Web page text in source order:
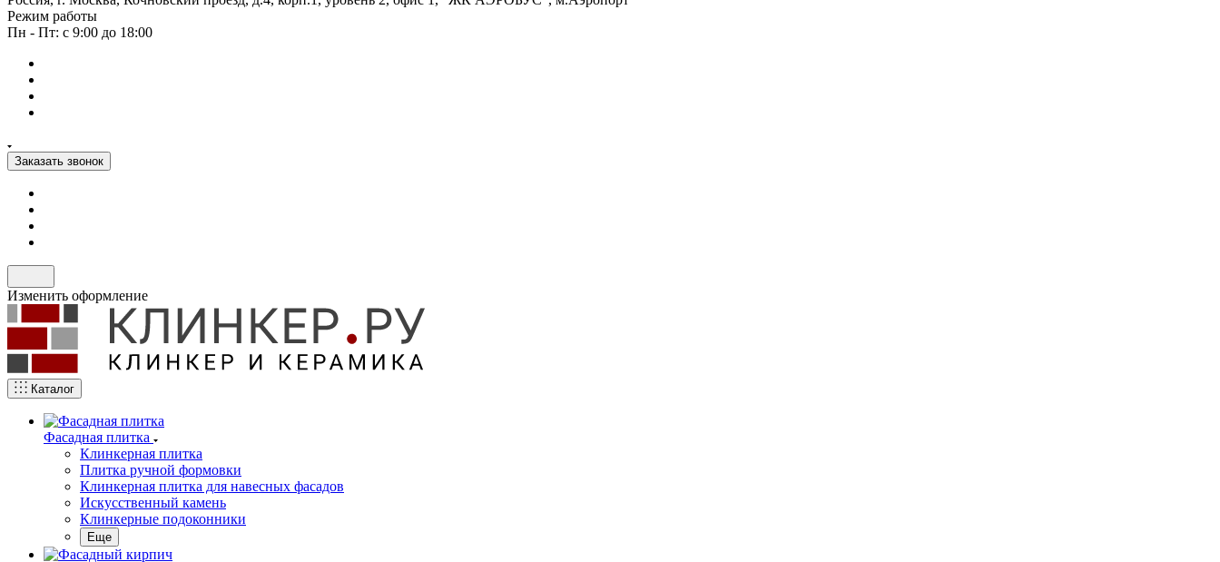
Режим работы
Пн - Пт: с 9:00 до 18:00
Заказать звонок
Изменить оформление
Каталог
Фасадная плитка
Клинкерная плитка
Плитка ручной формовки
Клинкерная плитка для навесных фасадов
Искусственный камень
Клинкерные подоконники
Еще